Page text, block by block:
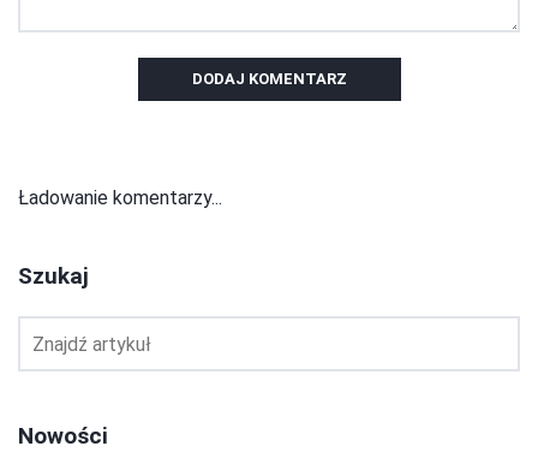
DODAJ KOMENTARZ
Ładowanie komentarzy...
Szukaj
Nowości